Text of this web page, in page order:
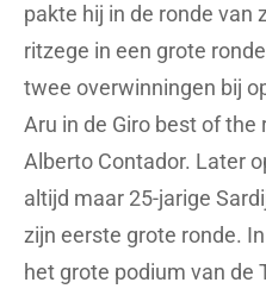
pakte hij in de ronde van
ritzege in een grote
twee overwinningen bij
Aru in de Giro best of
Alberto Contador. Later
altijd maar 25-jarige
zijn eerste grote ronde.
het grote podium van de